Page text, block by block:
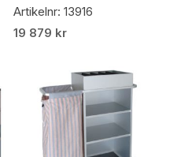
Artikelnr: 13916
19 879 kr